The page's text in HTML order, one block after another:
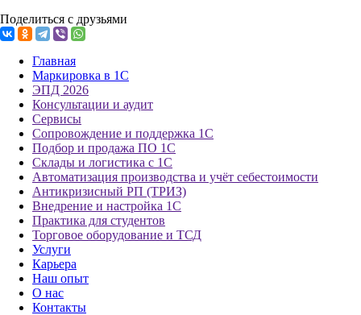
Поделиться с друзьями
Главная
Маркировка в 1С
ЭПД 2026
Консультации и аудит
Сервисы
Сопровождение и поддержка 1С
Подбор и продажа ПО 1С
Склады и логистика с 1С
Автоматизация производства и учёт себестоимости
Антикризисный РП (ТРИЗ)
Внедрение и настройка 1С
Практика для студентов
Торговое оборудование и ТСД
Услуги
Карьера
Наш опыт
О нас
Контакты